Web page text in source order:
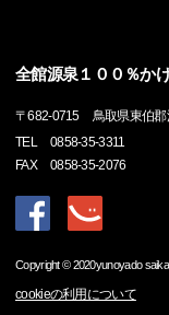
全館源泉１００％か
〒682-0715
鳥取県東伯
TEL
0858-35-3311
FAX
0858-35-2076
Copyright © 2020yunoyado
cookieの利用について